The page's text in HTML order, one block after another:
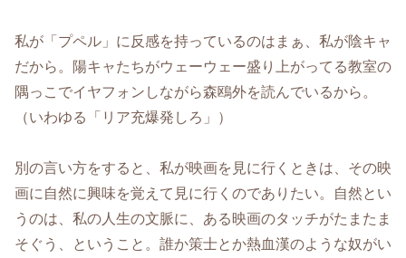
私が「プペル」に反感を持っているのはまぁ、私が陰キャ
だから。陽キャたちがウェーウェー盛り上がってる教室の
隅っこでイヤフォンしながら森鴎外を読んでいるから。
（いわゆる「リア充爆発しろ」）
別の言い方をすると、私が映画を見に行くときは、その映
画に自然に興味を覚えて見に行くのでありたい。自然とい
うのは、私の人生の文脈に、ある映画のタッチがたまたま
そぐう、ということ。誰か策士とか熱血漢のような奴がい